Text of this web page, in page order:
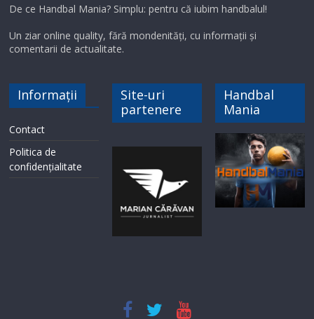
De ce Handbal Mania? Simplu: pentru că iubim handbalul!
Un ziar online quality, fără mondenități, cu informații și
comentarii de actualitate.
Informații
Contact
Politica de
confidențialitate
Site-uri
partenere
Handbal
Mania